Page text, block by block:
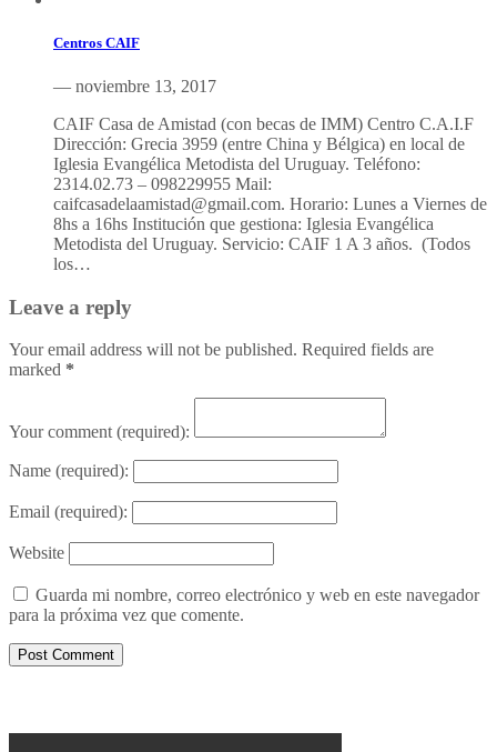
Centros CAIF
— noviembre 13, 2017
CAIF Casa de Amistad (con becas de IMM) Centro C.A.I.F
Dirección: Grecia 3959 (entre China y Bélgica) en local de
Iglesia Evangélica Metodista del Uruguay. Teléfono:
2314.02.73 – 098229955 Mail:
caifcasadelaamistad@gmail.com. Horario: Lunes a Viernes de
8hs a 16hs Institución que gestiona: Iglesia Evangélica
Metodista del Uruguay. Servicio: CAIF 1 A 3 años. (Todos
los…
Leave a reply
Your email address will not be published. Required fields are
marked *
Your comment(required):
Name (required):
Email (required):
Website
Guarda mi nombre, correo electrónico y web en este navegador
para la próxima vez que comente.